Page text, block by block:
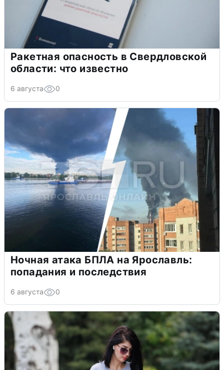
Ракетная опасность в Свердловской
области: что известно
6 августа 0
Ночная атака БПЛА на Ярославль:
попадания и последствия
6 августа 0